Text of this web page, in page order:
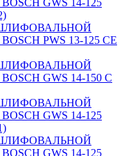
PWS 13-125 CE
GWS 14-150 C
GWS 14-125
GWS 14-125